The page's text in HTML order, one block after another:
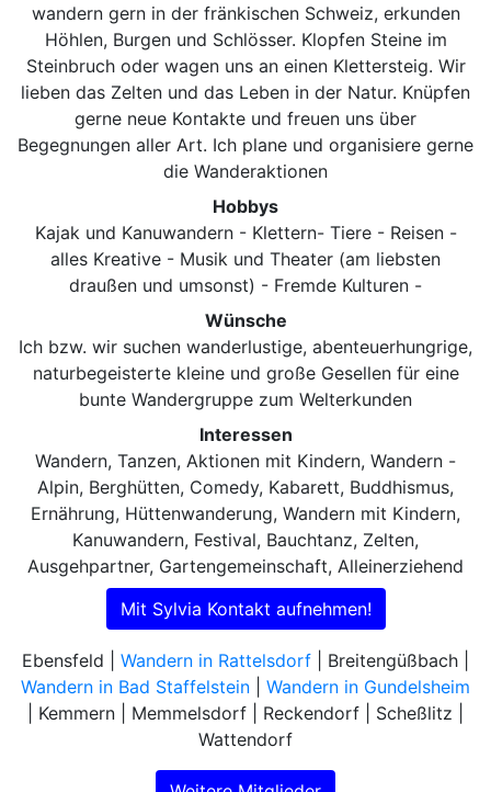
wandern gern in der fränkischen Schweiz, erkunden
Höhlen, Burgen und Schlösser. Klopfen Steine im
Steinbruch oder wagen uns an einen Klettersteig. Wir
lieben das Zelten und das Leben in der Natur. Knüpfen
gerne neue Kontakte und freuen uns über
Begegnungen aller Art. Ich plane und organisiere gerne
die Wanderaktionen
Hobbys
Kajak und Kanuwandern - Klettern- Tiere - Reisen -
alles Kreative - Musik und Theater (am liebsten
draußen und umsonst) - Fremde Kulturen -
Wünsche
Ich bzw. wir suchen wanderlustige, abenteuerhungrige,
naturbegeisterte kleine und große Gesellen für eine
bunte Wandergruppe zum Welterkunden
Interessen
Wandern, Tanzen, Aktionen mit Kindern, Wandern -
Alpin, Berghütten, Comedy, Kabarett, Buddhismus,
Ernährung, Hüttenwanderung, Wandern mit Kindern,
Kanuwandern, Festival, Bauchtanz, Zelten,
Ausgehpartner, Gartengemeinschaft, Alleinerziehend
Mit Sylvia Kontakt aufnehmen!
Ebensfeld | Wandern in Rattelsdorf | Breitengüßbach |
Wandern in Bad Staffelstein
Wandern in Gundelsheim
| Kemmern | Memmelsdorf | Reckendorf | Scheßlitz |
Wattendorf